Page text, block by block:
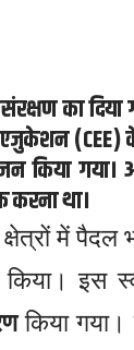
का
(CEE)
किया गया।
करना था।
क्षेत्रों में
इस
किया गया।